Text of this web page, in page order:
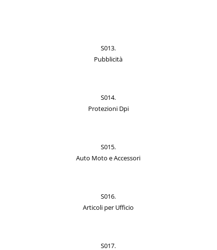
S013.
Pubblicità
S014.
Protezioni Dpi
S015.
Auto Moto e Accessori
S016.
Articoli per Ufficio
S017.